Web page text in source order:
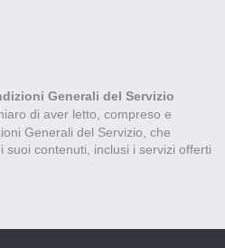
Generali del Servizio
di aver letto, compreso e
Generali del Servizio, che
suoi contenuti, inclusi i servizi offerti